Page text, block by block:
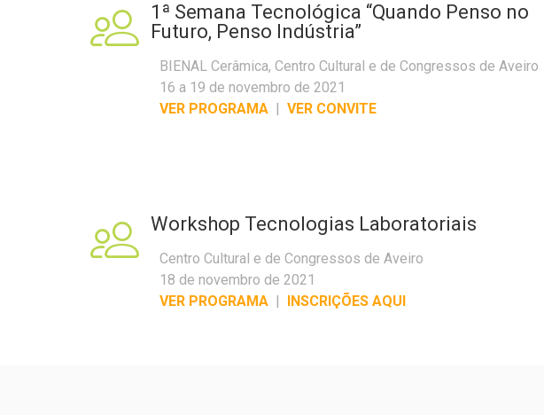
1ª Semana Tecnológica “Quando Penso no
Futuro, Penso Indústria”
BIENAL Cerâmica, Centro Cultural e de Congressos de Aveiro
16 a 19 de novembro de 2021
VER PROGRAMA
VER CONVITE
Workshop Tecnologias Laboratoriais
Centro Cultural e de Congressos de Aveiro
18 de novembro de 2021
VER PROGRAMA
INSCRIÇÕES AQUI